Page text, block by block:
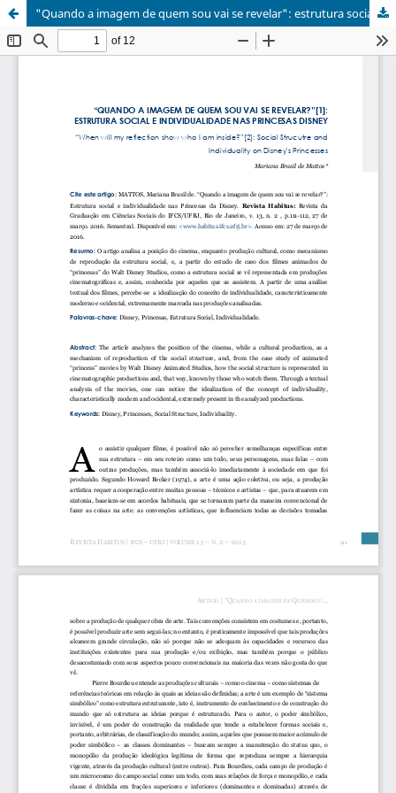
"Quando a imagem de quem sou vai se revelar": estrutura social e individualidade nas princesas Disney